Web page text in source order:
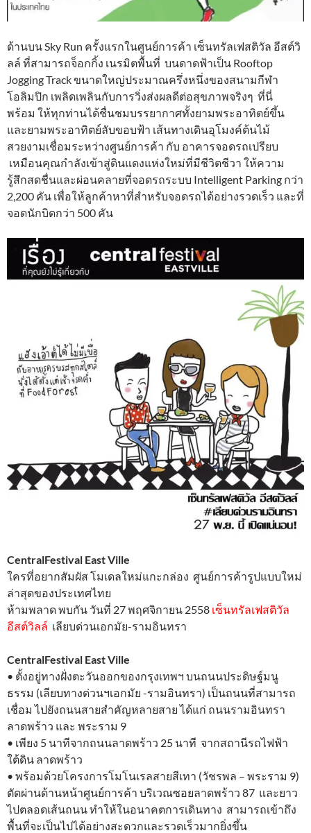
ด้านบน Sky Run ครั้งแรกในศูนย์การค้า เซ็นทรัลเฟสติวัล อีสต์วิ
ลล์ ที่สามารถจ็อกกิ้ง เนรมิตพื้นที่ บนดาดฟ้าเป็น Rooftop
Jogging Track ขนาดใหญ่ประมาณครึ่งหนึ่งของสนามกีฬา
โอลิมปิก เพลิดเพลินกับการวิ่งส่งผลดีต่อสุขภาพจริงๆ ที่นี่
พร้อม ให้ทุกท่านได้ชื่นชมบรรยากาศทั้งยามพระอาทิตย์ขึ้น
และยามพระอาทิตย์ลับขอบฟ้า เส้นทางเดินอุโมงค์ต้นไม้
สวยงามเชื่อมระหว่างศูนย์การค้า กับ อาคารจอดรถเปรียบ
เหมือนคุณกำลังเข้าสู่ดินแดงแห่งใหม่ที่มีชีวิตชีวา ให้ความ
รู้สึกสดชื่นและผ่อนคลายที่จอดรถระบบ Intelligent Parking กว่า
2,200 คัน เพื่อให้ลูกค้าหาที่สำหรับจอดรถได้อย่างรวดเร็ว และที่
จอดนักบิดกว่า 500 คัน
CentralFestival East Ville
ใครที่อยากสัมผัส โมเดลใหม่แกะกล่อง ศูนย์การค้ารูปแบบใหม่
ล่าสุดของประเทศไทย
ห้ามพลาด พบกัน วันที่ 27 พฤศจิกายน 2558 เซ็นทรัลเฟสติวัล
อีสต์วิลล์ เลียบด่วนเอกมัย-รามอินทรา
CentralFestival East Ville
• ตั้งอยู่ทางฝั่งตะวันออกของกรุงเทพฯ บนถนนประดิษฐ์มนู
ธรรม (เลียบทางด่วนฯเอกมัย -รามอินทรา) เป็นถนนที่สามารถ
เชื่อม ไปยังถนนสายสำคัญหลายสาย ได้แก่ ถนนรามอินทรา
ลาดพร้าว และ พระราม 9
• เพียง 5 นาทีจากถนนลาดพร้าว 25 นาที จากสถานีรถไฟฟ้า
ใต้ดิน ลาดพร้าว
• พร้อมด้วยโครงการโมโนเรลสายสีเทา (วัชรพล – พระราม 9)
ตัดผ่านด้านหน้าศูนย์การค้า บริเวณซอยลาดพร้าว 87 และยาว
ไปตลอดเส้นถนน ทำให้ในอนาคตการเดินทาง สามารถเข้าถึง
พื้นที่จะเป็นไปได้อย่างสะดวกและรวดเร็วมากยิ่งขึ้น